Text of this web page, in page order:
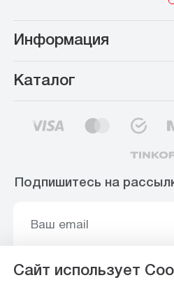
Информация
Каталог
Подпишитесь на
Сайт использует